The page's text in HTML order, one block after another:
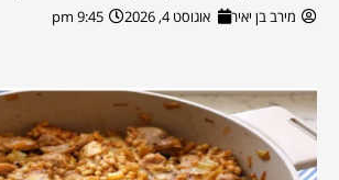
מירב בן יאיר אוגוסט 4, 2026 9:45 pm